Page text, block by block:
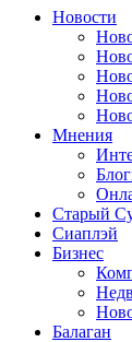
Новости
Мнения
Старый
Сиаплэй
Бизнес
Балаган